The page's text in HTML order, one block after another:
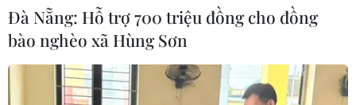
Đà Nẵng: Hỗ trợ 700 triệu đồng cho đồng
bào nghèo xã Hùng Sơn